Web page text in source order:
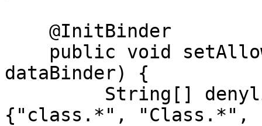
dataBinder) {
{"class.*",